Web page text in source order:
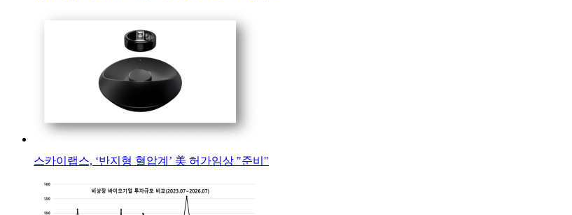
스카이랩스, ‘반지형 혈압계’ 美 허가임상 "준비"